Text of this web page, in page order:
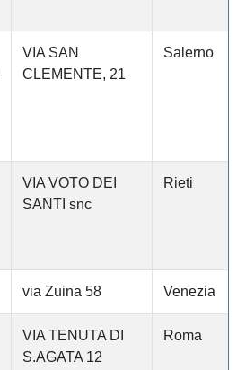
VIA SAN
CLEMENTE, 21
Salerno
VIA VOTO DEI
SANTI snc
Rieti
via Zuina 58 Venezia
VIA TENUTA DI
S.AGATA 12
Roma